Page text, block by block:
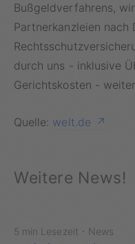
Bußgeldverfahrens,
Partnerkanzleien nach
durch uns - inklusive
Gerichtskosten -
Quelle: welt.de
Weitere News!
5 min Lesezeit · News